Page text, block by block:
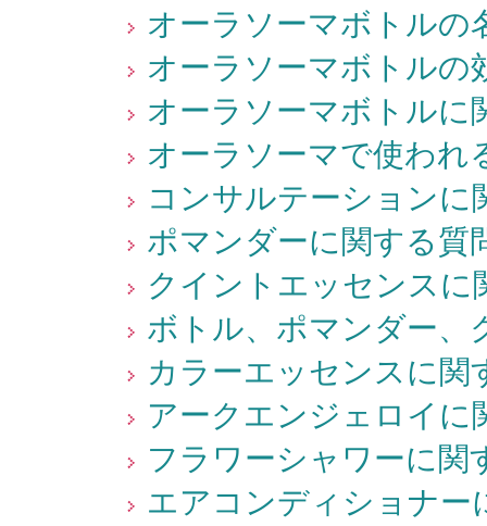
オーラソーマボトルの
オーラソーマボトルの
オーラソーマボトルに
オーラソーマで使われ
コンサルテーションに
ポマンダーに関する質
クイントエッセンスに
ボトル、ポマンダー、
カラーエッセンスに関
アークエンジェロイに
フラワーシャワーに関
エアコンディショナー